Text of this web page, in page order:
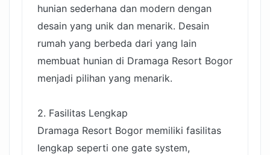
hunian sederhana dan modern dengan
desain yang unik dan menarik. Desain
rumah yang berbeda dari yang lain
membuat hunian di Dramaga Resort Bogor
menjadi pilihan yang menarik.
2. Fasilitas Lengkap
Dramaga Resort Bogor memiliki fasilitas
lengkap seperti one gate system,